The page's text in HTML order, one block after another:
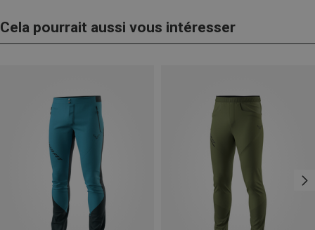
Cela pourrait aussi vous intéresser